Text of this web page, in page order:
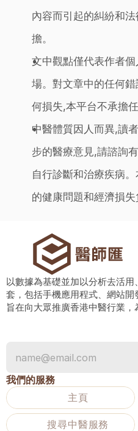
內容而引起的糾紛和
擔。
文中觀點僅代表作者
場。對文章中的任何
何損失,本平台不承擔任
中醫體質因人而異,讀
步的醫療意見,請諮詢
自行診斷和治療疾病
的健康問題和經濟損失
以數據為基礎並加以分析去活
套，包括手機應用程式、網站開
旨在向大眾推廣香港中醫行業，
我們的服務
主頁
搜尋中醫服務